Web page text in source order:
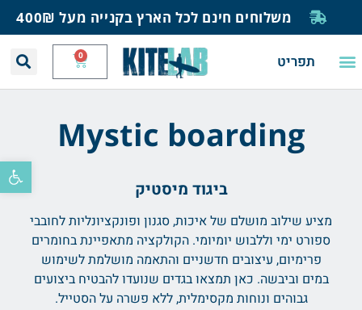
פתח
משלוחים חינם לכל הארץ בקנייה מעל 400₪
תפריט 0
Mystic boarding
ביגוד מיסטיק
מציע שילוב מושלם של איכות, סגנון ופונקציונליות לחובבי
ספורט ימי וללבוש יומיומי. הקולקציה מתאפיינת בחומרים
פרימיום, עיצובים חדשניים והתאמה מושלמת לשימוש
במים וביבשה. כאן תמצאו בגדים שנועדו להבטיח ביצועים
גבוהים ונוחות מקסימלית, ללא פשרה על הסטייל.